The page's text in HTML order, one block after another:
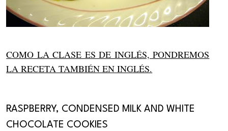
COMO LA CLASE ES DE INGLÉS, PONDREMOS
LA RECETA TAMBIÉN EN INGLÉS.
RASPBERRY, CONDENSED MILK AND WHITE
CHOCOLATE COOKIES